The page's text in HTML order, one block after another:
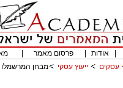
אודות פרסום מאמר
עסקים ייעוץ עסקי מבחן המרשמלו